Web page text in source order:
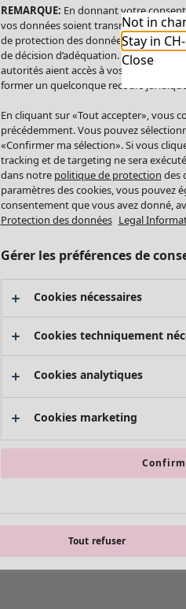
Not in
Stay in CH-
Close
REMARQUE: En donnant votre
vos données soient transmises aux
de protection des données comparable
de décision d’adéquation. Par
autorités aient accès à vos données à
former un quelconque recours
En cliquant sur «Tout accepter», vous
précédemment. Vous pouvez
«Confirmer ma sélection». Si vous
tracking et de targeting ne sera
dans notre politique de protection des
paramètres des cookies, vous pouvez
consentement que vous avez donné,
Protection des données Legal
Gérer les préférences de
Cookies nécessaires
Cookies techniquement
Cookies analytiques
Cookies marketing
Tout refuser